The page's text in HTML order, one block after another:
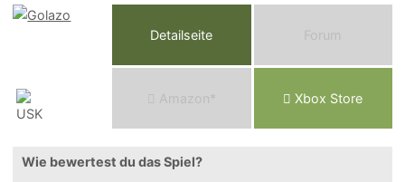
Detailseite Forum
Ama o n* Xbox Store
Wie bewertest du das Spiel?